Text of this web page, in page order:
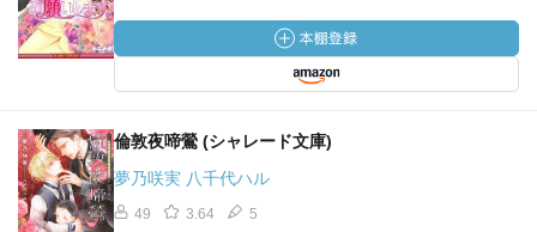
倫敦夜啼鶯 (シャレード文庫)
夢乃咲実 八千代ハル
49 3.64 5